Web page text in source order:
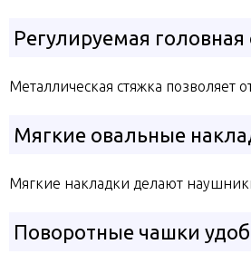
Регулируемая головная
Металлическая стяжка позволяет
Мягкие овальные
Мягкие накладки делают
Поворотные чашки